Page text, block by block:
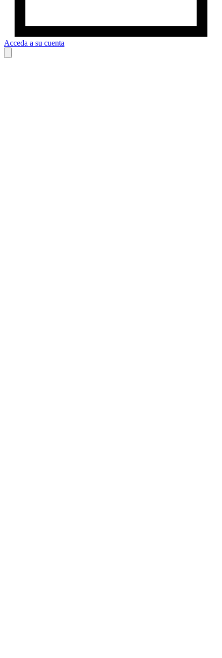
Acceda a su cuenta